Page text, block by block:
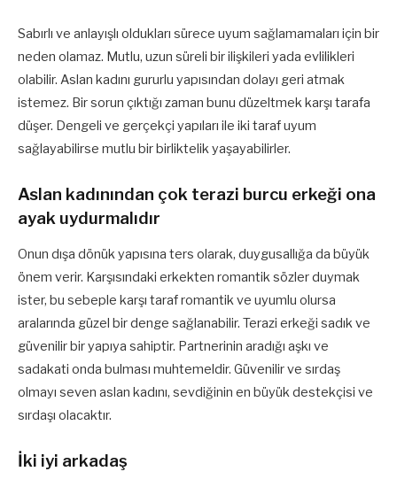
Sabırlı ve anlayışlı oldukları sürece uyum sağlamamaları için bir
neden olamaz. Mutlu, uzun süreli bir ilişkileri yada evlilikleri
olabilir. Aslan kadını gururlu yapısından dolayı geri atmak
istemez. Bir sorun çıktığı zaman bunu düzeltmek karşı tarafa
düşer. Dengeli ve gerçekçi yapıları ile iki taraf uyum
sağlayabilirse mutlu bir birliktelik yaşayabilirler.
Aslan kadınından çok terazi burcu erkeği ona
ayak uydurmalıdır
Onun dışa dönük yapısına ters olarak, duygusallığa da büyük
önem verir. Karşısındaki erkekten romantik sözler duymak
ister, bu sebeple karşı taraf romantik ve uyumlu olursa
aralarında güzel bir denge sağlanabilir. Terazi erkeği sadık ve
güvenilir bir yapıya sahiptir. Partnerinin aradığı aşkı ve
sadakati onda bulması muhtemeldir. Güvenilir ve sırdaş
olmayı seven aslan kadını, sevdiğinin en büyük destekçisi ve
sırdaşı olacaktır.
İki iyi arkadaş